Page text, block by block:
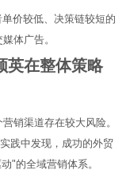
价较低、决策链较短的
体广告。
英在整体策略
销渠道存在较大风险。
践中发现，成功的外贸
"的全域营销体系。